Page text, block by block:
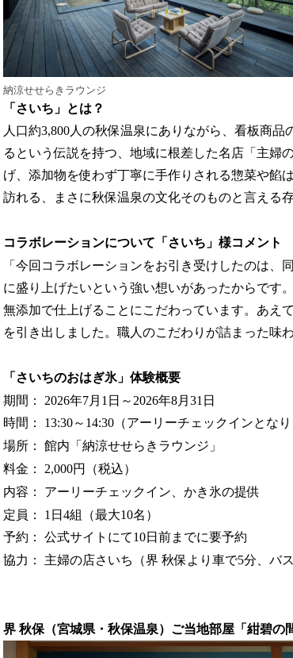
納涼せせらきラウンジ
「さいち」とは？
人口約3,800人の秋保温泉にありながら、看板商品
るという伝説を持つ、地域に根差した名店「主
げ、添加物を使わず丁寧に手作りされる惣菜や餡
訪れる、まさに秋保温泉の文化そのものと言える存
コラボレーションについて「さいち」様コメント
「今回コラボレーションをお引き受けしたのは
に盛り上げたいという強い想いがあったからです
無添加で仕上げることにこだわっています。あえ
を引き出しました。職人のこだわりが詰まった味
「さいちのおはぎ氷」体験概要
期間： 2026年7月1日～2026年8月31日
時間： 13:30～14:30（アーリーチェックインとなり
場所： 館内「納涼せせらきラウンジ」
料金： 2,000円（税込）
内容： アーリーチェックイン、かき氷の提供
定員： 1日4組（最大10名）
予約： 公式サイトにて10日前までに要予約
協力： 主婦の店さいち（界 秋保より車で5分、バス
界 秋保（宮城県・秋保温泉）ご当地部屋「紺碧の